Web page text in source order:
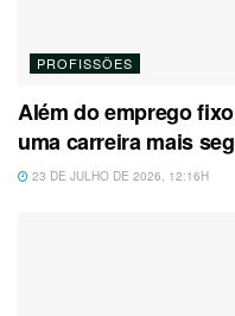
PROFISSÕES
Além do emprego
uma carreira mais
23 DE JULHO DE 2026, 12:16H